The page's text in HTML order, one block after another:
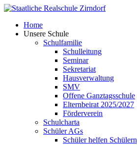
Skip
contentHome
Unsere Schule
Schulfamilie
Schulleitung
Seminar
Sekretariat
Hausverwaltung
SMV
Offene Ganztagsschule
Elternbeirat 2025/2027
Förderverein
Schulcharta
Schüler AGs
Schüler helfen Schülern